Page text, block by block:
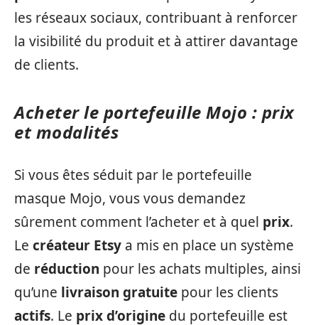
les réseaux sociaux, contribuant à renforcer
la visibilité du produit et à attirer davantage
de clients.
Acheter le portefeuille Mojo : prix
et modalités
Si vous êtes séduit par le portefeuille
masque Mojo, vous vous demandez
sûrement comment l’acheter et à quel prix.
Le créateur Etsy a mis en place un système
de réduction pour les achats multiples, ainsi
qu’une livraison gratuite pour les clients
actifs. Le prix d’origine du portefeuille est